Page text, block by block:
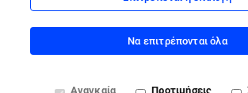
Να επιτρέπονται όλα
Αναγκαία Προτιμήσεις
Facebook
Linkedin
Tel. +30 261 0343680
08:00 - 16:00